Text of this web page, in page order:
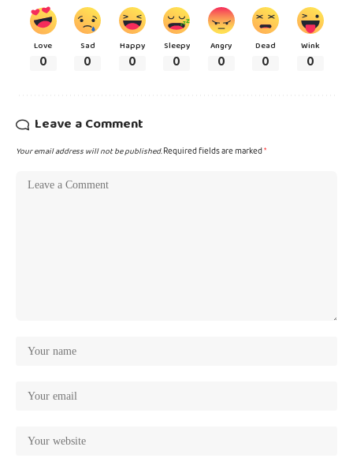
Love
0
Sad
0
Happy
0
Sleepy
0
Angry
0
Dead
0
Wink
0
Leave a Comment
Your email address will not be published.Required fields are marked*